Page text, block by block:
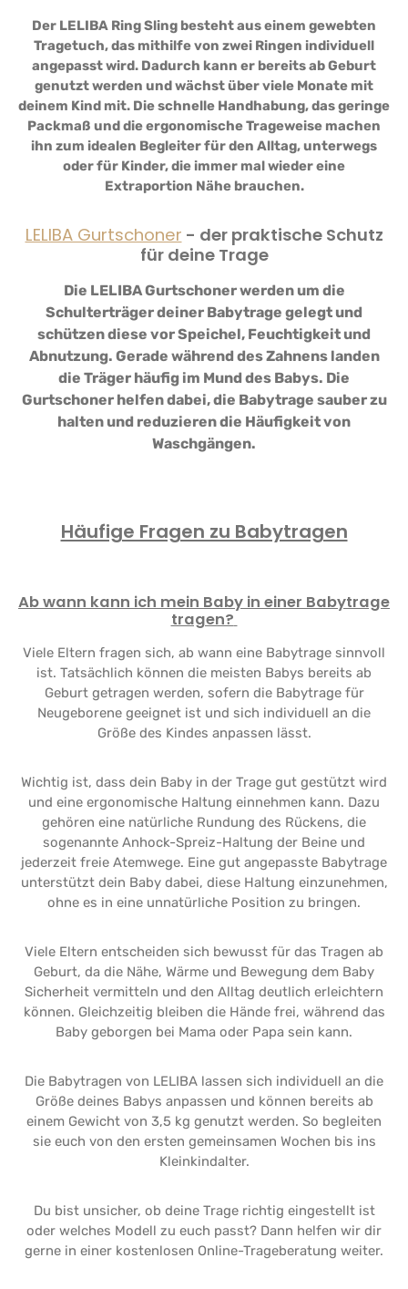
Der LELIBA Ring Sling besteht aus einem gewebten
Tragetuch, das mithilfe von zwei Ringen individuell
angepasst wird. Dadurch kann er bereits ab Geburt
genutzt werden und wächst über viele Monate mit
deinem Kind mit. Die schnelle Handhabung, das geringe
Packmaß und die ergonomische Trageweise machen
ihn zum idealen Begleiter für den Alltag, unterwegs
oder für Kinder, die immer mal wieder eine
Extraportion Nähe brauchen.
LELIBA Gurtschoner - der praktische Schutz
für deine Trage
Die LELIBA Gurtschoner werden um die
Schulterträger deiner Babytrage gelegt und
schützen diese vor Speichel, Feuchtigkeit und
Abnutzung. Gerade während des Zahnens landen
die Träger häufig im Mund des Babys. Die
Gurtschoner helfen dabei, die Babytrage sauber zu
halten und reduzieren die Häufigkeit von
Waschgängen.
Häufige Fragen zu Babytragen
Ab wann kann ich mein Baby in einer Babytrage
tragen?
Viele Eltern fragen sich, ab wann eine Babytrage sinnvoll
ist. Tatsächlich können die meisten Babys bereits ab
Geburt getragen werden, sofern die Babytrage für
Neugeborene geeignet ist und sich individuell an die
Größe des Kindes anpassen lässt.
Wichtig ist, dass dein Baby in der Trage gut gestützt wird
und eine ergonomische Haltung einnehmen kann. Dazu
gehören eine natürliche Rundung des Rückens, die
sogenannte Anhock-Spreiz-Haltung der Beine und
jederzeit freie Atemwege. Eine gut angepasste Babytrage
unterstützt dein Baby dabei, diese Haltung einzunehmen,
ohne es in eine unnatürliche Position zu bringen.
Viele Eltern entscheiden sich bewusst für das Tragen ab
Geburt, da die Nähe, Wärme und Bewegung dem Baby
Sicherheit vermitteln und den Alltag deutlich erleichtern
können. Gleichzeitig bleiben die Hände frei, während das
Baby geborgen bei Mama oder Papa sein kann.
Die Babytragen von LELIBA lassen sich individuell an die
Größe deines Babys anpassen und können bereits ab
einem Gewicht von 3,5 kg genutzt werden. So begleiten
sie euch von den ersten gemeinsamen Wochen bis ins
Kleinkindalter.
Du bist unsicher, ob deine Trage richtig eingestellt ist
oder welches Modell zu euch passt? Dann helfen wir dir
gerne in einer kostenlosen Online-Trageberatung weiter.